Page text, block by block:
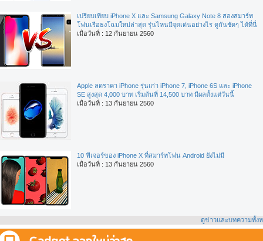
เปรียบเทียบ iPhone X และ Samsung Galaxy Note 8 สองสมาร์ท
โฟนเรือธงโฉมใหม่ล่าสุด รุ่นไหนมีจุดเด่นอย่างไร ดูกันชัดๆ ได้ที่นี่
เมื่อวันที่ : 12 กันยายน 2560
Apple ลดราคา iPhone รุ่นเก่า iPhone 7, iPhone 6S และ iPhone
SE สูงสุด 4,000 บาท เริ่มต้นที่ 14,500 บาท มีผลตั้งแต่วันนี้
เมื่อวันที่ : 13 กันยายน 2560
10 ฟีเจอร์ของ iPhone X ที่สมาร์ทโฟน Android ยังไม่มี
เมื่อวันที่ : 13 กันยายน 2560
ดูข่าวและบทความทั้ง